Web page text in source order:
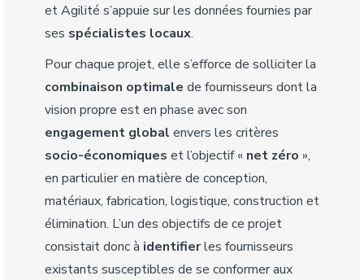
et Agilité s’appuie sur les données fournies par
ses spécialistes locaux.
Pour chaque projet, elle s’efforce de solliciter la
combinaison optimale de fournisseurs dont la
vision propre est en phase avec son
engagement global envers les critères
socio-économiques et l’objectif « net zéro »,
en particulier en matière de conception,
matériaux, fabrication, logistique, construction et
élimination. L’un des objectifs de ce projet
consistait donc à identifierles fournisseurs
existants susceptibles de se conformer aux